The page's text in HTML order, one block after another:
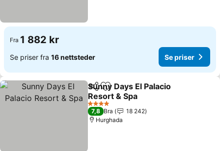
Fra 1 882 kr
Se priser fra 16 nettsteder Se priser
Del Legg til i favoritter
Sunny Days El Palacio
Resort & Spa
Se priser
4 Stjerner
7,8 Bra
18 242
Hurghada